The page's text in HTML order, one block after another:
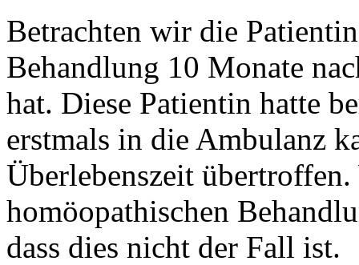
Betrachten wir die
Behandlung 10 Monate
hat. Diese Patientin hatte
erstmals in die Ambulanz
Überlebenszeit
homöopathischen
dass dies nicht der Fall ist.